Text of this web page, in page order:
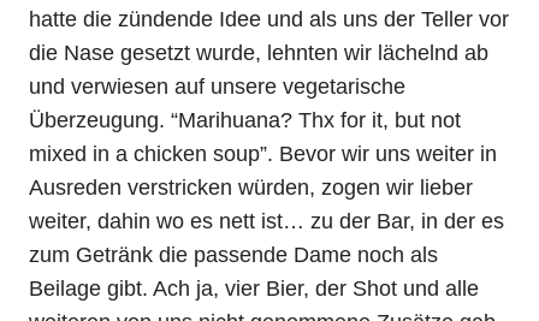
hatte die zündende Idee und als uns der Teller vor
die Nase gesetzt wurde, lehnten wir lächelnd ab
und verwiesen auf unsere vegetarische
Überzeugung. “Marihuana? Thx for it, but not
mixed in a chicken soup”. Bevor wir uns weiter in
Ausreden verstricken würden, zogen wir lieber
weiter, dahin wo es nett ist… zu der Bar, in der es
zum Getränk die passende Dame noch als
Beilage gibt. Ach ja, vier Bier, der Shot und alle